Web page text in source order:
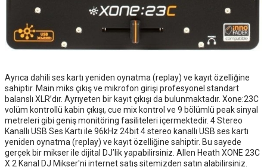
Ayrıca dahili ses kartı yeniden oynatma (replay) ve kayıt özelliğine
sahiptir. Main miks çıkış ve mikrofon girişi profesyonel standart
balanslı XLR’dır. Ayrıyeten bir kayıt çıkışı da bulunmaktadır. Xone:23C
volüm kontrollü kabin çıkışı, cue mix kontrol ve 9 bölümlü peak sinyal
metreleri gibi geniş monitöring fasiliteleri içermektedir. 4 Stereo
Kanallı USB Ses Kartı ile 96kHz 24bit 4 stereo kanallı USB ses kartı
yeniden oynatma (replay) ve kayıt özelliğine sahiptir. Bu sayede
gerçek bir mikser ile dijital DJ’lik yapabilirsiniz. Allen Heath XONE 23C
X 2 Kanal DJ Mikser'ni internet satış sitemizden satın alabilirsiniz.